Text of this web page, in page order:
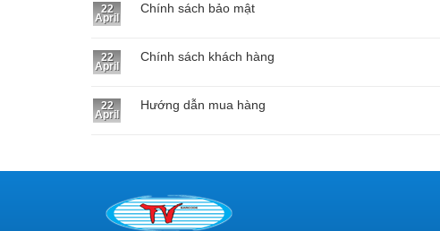
22
April
Chính sách bảo mật
22
April
Chính sách khách hàng
22
April
Hướng dẫn mua hàng